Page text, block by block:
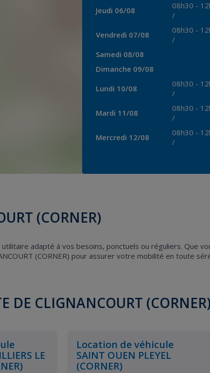
Jeudi 06/08 08h30 -
/
Vendredi 07/08
08h30 -
/
Samedi 08/08
Dimanche 09/08
Lundi 10/08
08h30 -
/
Mardi 11/08
08h30 -
/
Mercredi 12/08
08h30 -
/
(CORNER)
adapté à vos besoins, ponctuels ou réguliers. Que
(CORNER) pour assurer votre mobilité en toute
CLIGNANCOURT
LE
Location de véhicule
SAINT OUEN PLEYEL
(CORNER)